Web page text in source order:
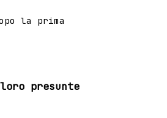
la prima
presunte